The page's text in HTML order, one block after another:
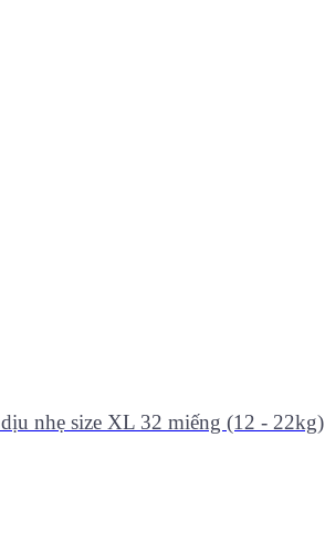
nhẹ size XL 32 miếng (12 - 22kg)